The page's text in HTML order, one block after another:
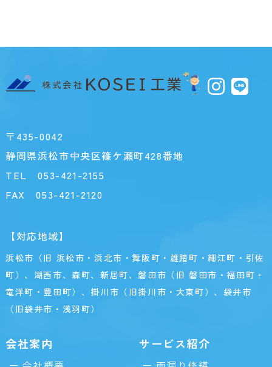
〒435-0042
静岡県浜松市中央区篠ケ瀬町428番地
TEL053-421-2155
FAX 053-421-2120
【対応地域】
浜松市（旧 浜松市・浜北市・舞阪町・雄踏町・細江町・引佐
町）、湖西市、森町、新居町、磐田市（旧 磐田市・福田町・
竜洋町・豊田町）、掛川市（旧掛川市・大東町）、袋井市
（旧袋井市・浅羽町）
会社案内 サービス紹介